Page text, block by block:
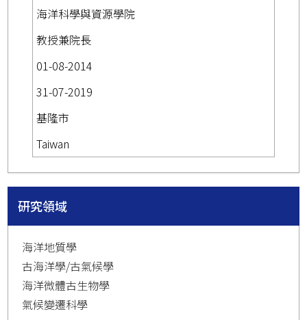
海洋科學與資源學院
教授兼院長
01-08-2014
31-07-2019
基隆市
Taiwan
研究領域
海洋地質學
古海洋學/古氣候學
海洋微體古生物學
氣候變遷科學